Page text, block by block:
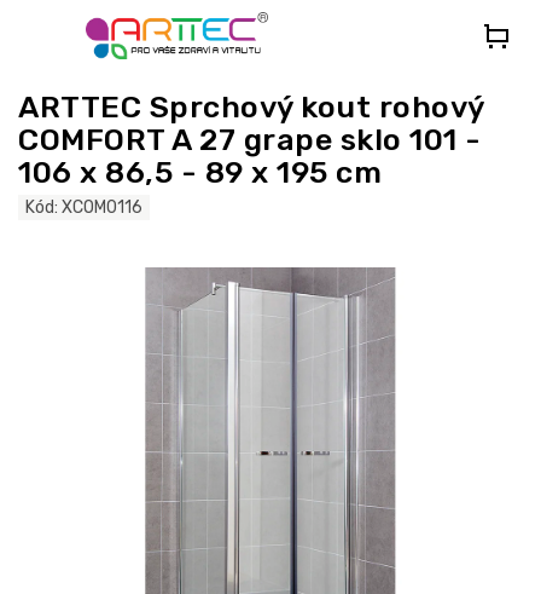
ARTTEC Sprchový kout rohový
COMFORT A 27 grape sklo 101 -
106 x 86,5 - 89 x 195 cm
Kód: XCOM0116